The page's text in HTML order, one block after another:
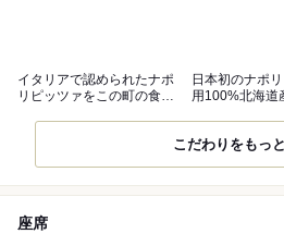
イタリアで認められたナポ
リピッツァをこの町の食文
日本初のナポ
用100%北海道
こだわりをもっ
座席